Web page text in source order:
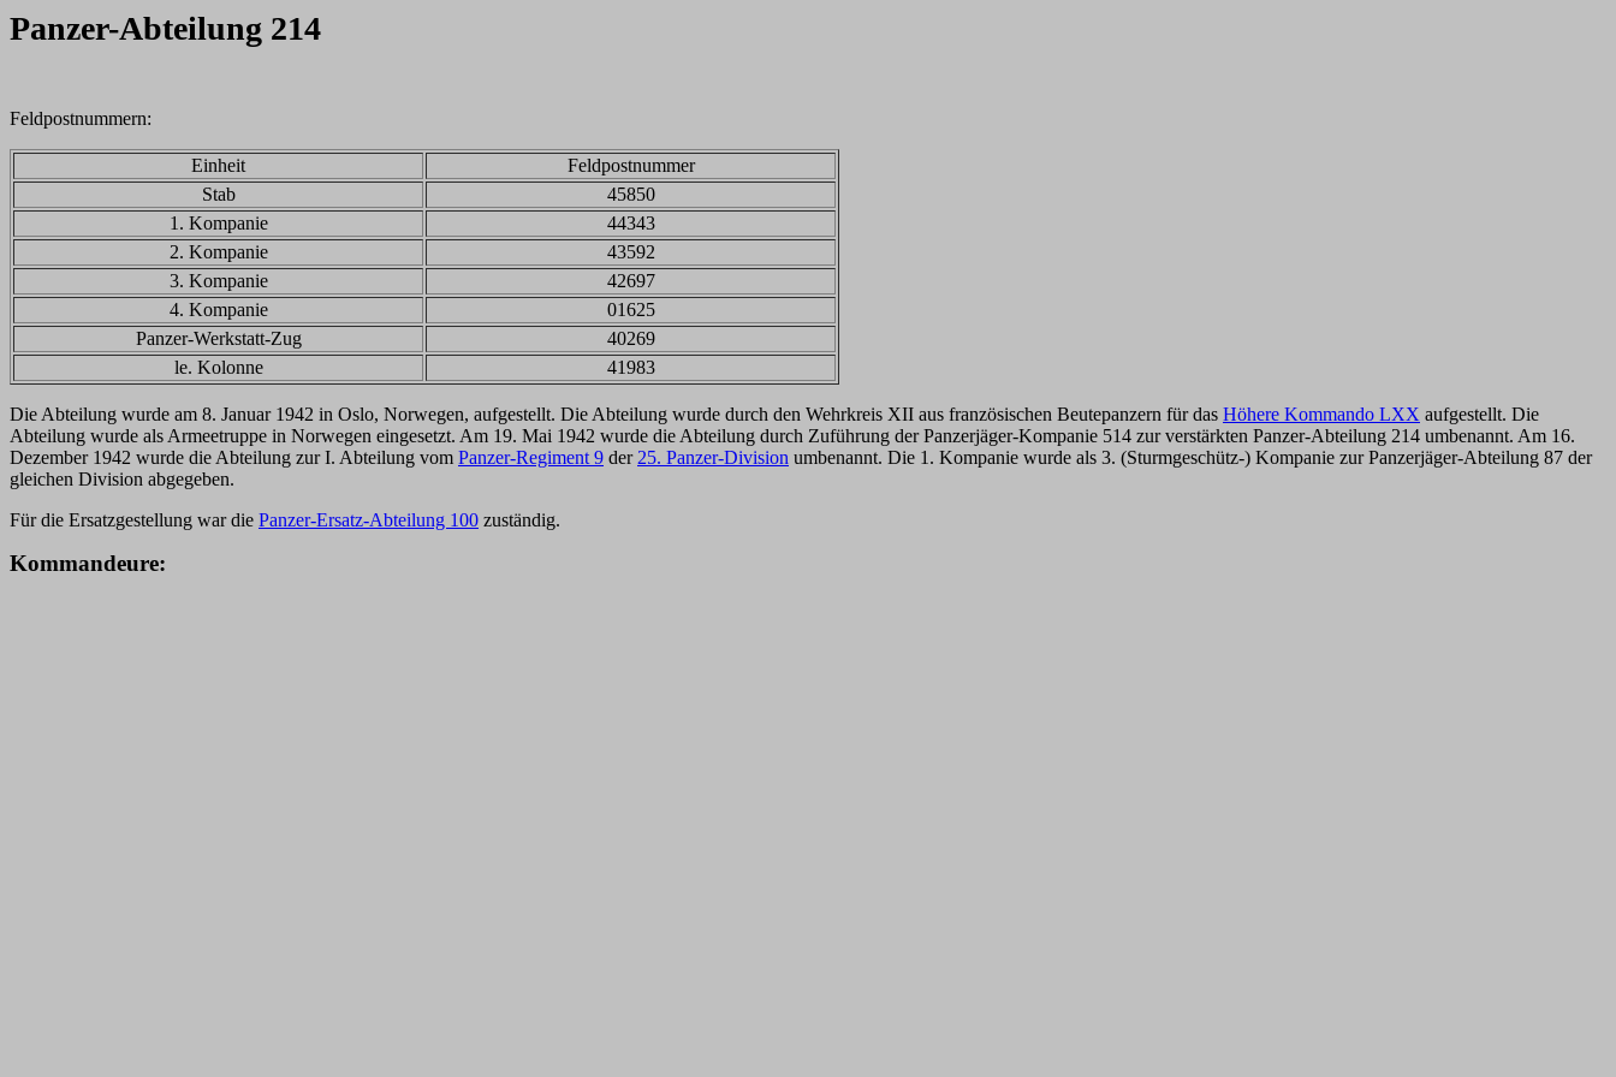
Panzer-Abteilung 214
Feldpostnummern:
Einheit
Feldpostnummer
Stab
45850
1. Kompanie
44343
2. Kompanie
43592
3. Kompanie
42697
4. Kompanie
01625
Panzer-Werkstatt-Zug
40269
le. Kolonne
41983
Die Abteilung wurde am 8. Januar 1942 in Oslo, Norwegen, aufgestellt. Die Abteilung wurde durch den Wehrkreis XII aus französischen Beutepanzern für das Höhere Kommando LXX aufgestellt. Die
Abteilung wurde als Armeetruppe in Norwegen eingesetzt. Am 19. Mai 1942 wurde die Abteilung durch Zuführung der Panzerjäger-Kompanie 514 zur verstärkten Panzer-Abteilung 214 umbenannt. Am 16.
Dezember 1942 wurde die Abteilung zur I. Abteilung vom Panzer-Regiment 9 der 25. Panzer-Division umbenannt. Die 1. Kompanie wurde als 3. (Sturmgeschütz-) Kompanie zur Panzerjäger-Abteilung 87 der
gleichen Division abgegeben.
Für die Ersatzgestellung war die Panzer-Ersatz-Abteilung 100 zuständig.
Kommandeure: